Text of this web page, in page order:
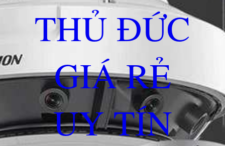
THỦ ĐỨC
GIÁ RẺ
UY TÍN